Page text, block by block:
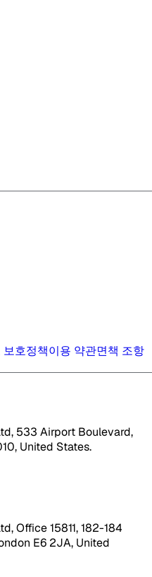
호정책이용 약관면책 조항
533 Airport Boulevard,
United States.
Office 15811, 182-184
E6 2JA, United